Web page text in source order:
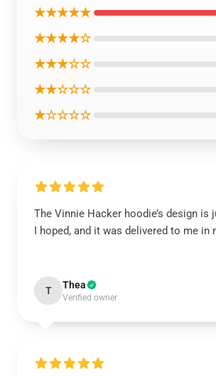
★★★★★
★★★★☆
★★★☆☆
★★☆☆☆
★☆☆☆☆
The Vinnie Hacker hoodie’s design is
I hoped, and it was delivered to me in
T Thea
Verified owner